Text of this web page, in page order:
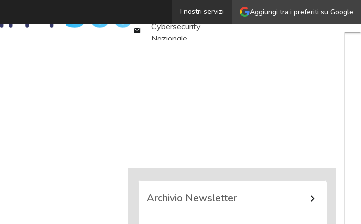
Aggiungi tra i preferiti su Google
I nostri servizi
Email
Ultimi articoli
Cybersecurity
Nazionale
Corsi cybersecurity
Chi siamo
Archivio Newsletter